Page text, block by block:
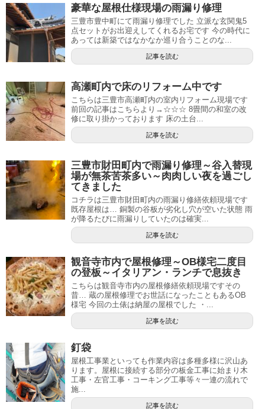
豪華な屋根仕様現場の雨漏り修理
三豊市豊中町にて雨漏り修理でした 立派な玄関鬼5
点セットがお出迎えしてくれるお宅です 今の時代に
あっては新築ではなかなか巡り合うことのな...
記事を読む
高瀬町内で床のリフォーム中です
こちらは三豊市高瀬町内の室内リフォーム現場です
前回の記事はこちらより→☆☆☆ 8畳間の和室の改
修に取り掛かっております 床の土台...
記事を読む
三豊市財田町内で雨漏り修理～谷入替現
場が無茶苦茶多い～肉肉しい夜を過ごし
てきました
コチラは三豊市財田町内の雨漏り修繕依頼現場です
既存屋根は… 銅製の谷板が劣化し穴が空いた状態 雨
が降るたびに雨漏りしていたのは確実...
記事を読む
観音寺市内で屋根修理～OB様宅二度目
の登板～イタリアン・ランチで息抜き
こちらは観音寺市内の屋根修繕依頼現場ですその
昔… 蔵の屋根修理でお世話になったこともあるOB
様宅 今回の土俵は納屋の屋根でした ・...
記事を読む
釘袋
屋根工事業といっても作業内容は多種多様に沢山あ
ります。屋根に接続する部分の板金工事に始まり木
工事・左官工事・コーキング工事等々一連の流れで
施...
記事を読む